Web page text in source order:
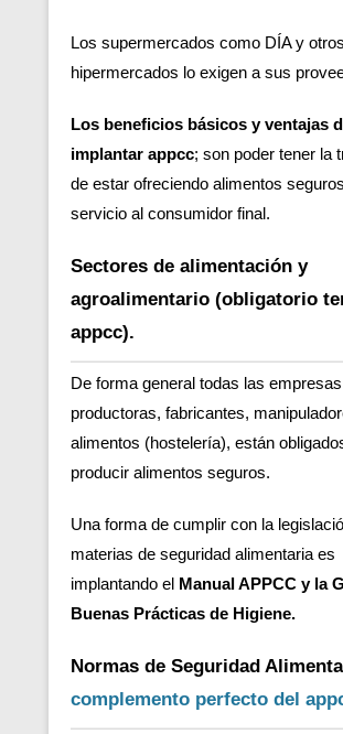
Los supermercados como DÍA y otros
hipermercados lo exigen a sus
Los beneficios básicos y ventajas
implantar appcc; son poder tener la
de estar ofreciendo alimentos
servicio al consumidor final.
Sectores de alimentación y
agroalimentario (obligatorio
appcc).
De forma general todas las empresas
productoras, fabricantes,
alimentos (hostelería), están
producir alimentos seguros.
Una forma de cumplir con la
materias de seguridad alimentaria es
implantando el Manual APPCC y la
Buenas Prácticas de Higiene.
Normas de Seguridad
complemento perfecto del